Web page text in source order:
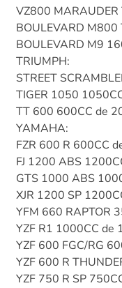
VZ800 MARAUDER
BOULEVARD M800
BOULEVARD M9
TRIUMPH:
STREET
TIGER 1050
TT 600 600CC de
YAMAHA:
FZR 600 R 600CC
FJ 1200 ABS
GTS 1000 ABS
XJR 1200 SP
YFM 660 RAPTOR
YZF R1 1000CC de
YZF 600 FGC/RG
YZF 600 R
YZF 750 R SP